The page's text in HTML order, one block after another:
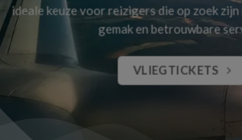
ideale keuze voor reizigers die op zoek
gemak en betrouwbare
VLIEGTICKETS